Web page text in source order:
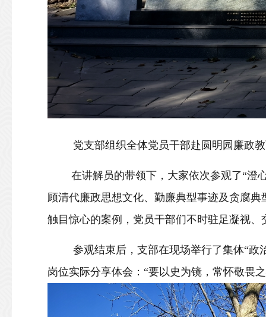
党支部组织全体党员干部赴圆明园廉政
在讲解员的带领下，大家依次参观了“澄
顾清代廉政思想文化、勤廉典型事迹及贪腐
触目惊心的案例，党员干部们不时驻足凝视
参观结束后，支部在现场举行了集体“
岗位实际分享体会：“要以史为镜，常怀敬畏